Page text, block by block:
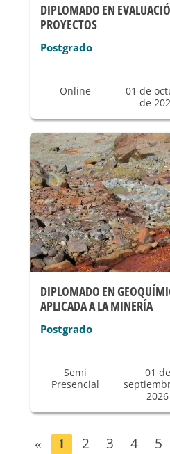
DIPLOMADO EN
PROYECTOS
Postgrado
Online
01 de
de
DIPLOMADO EN
APLICADA A LA MINERÍA
Postgrado
Semi
Presencial
01 de
2026
« 1 2 3 4 5